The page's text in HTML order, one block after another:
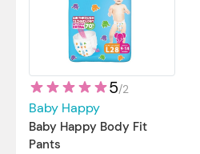
5/2
Baby Happy
Baby Happy Body Fit
Pants